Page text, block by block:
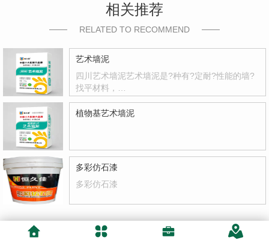
相关推荐
RELATED TO RECOMMEND
艺术墙泥
四川艺术墙泥艺术墙泥是?种有?定耐?性能的墙?
找平材料，…
植物基艺术墙泥
多彩仿石漆
多彩仿石漆